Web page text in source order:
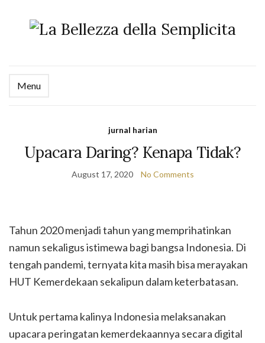
Menu
jurnal harian
Upacara Daring? Kenapa Tidak?
August 17, 2020 No Comments
Tahun 2020 menjadi tahun yang memprihatinkan
namun sekaligus istimewa bagi bangsa Indonesia. Di
tengah pandemi, ternyata kita masih bisa merayakan
HUT Kemerdekaan sekalipun dalam keterbatasan.
Untuk pertama kalinya Indonesia melaksanakan
upacara peringatan kemerdekaannya secara digital